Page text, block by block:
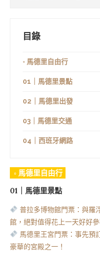
目錄
◦ 馬德里自由行
01｜馬德里景點
02｜馬德里出發
03｜馬德里交通
04｜西班牙網路
◦ 馬德里自由行
01｜馬德里景點
普拉多博物館門票：與羅
館，絕對值得花上一天好好參
馬德里王宮門票：事先預
豪華的宮殿之一！